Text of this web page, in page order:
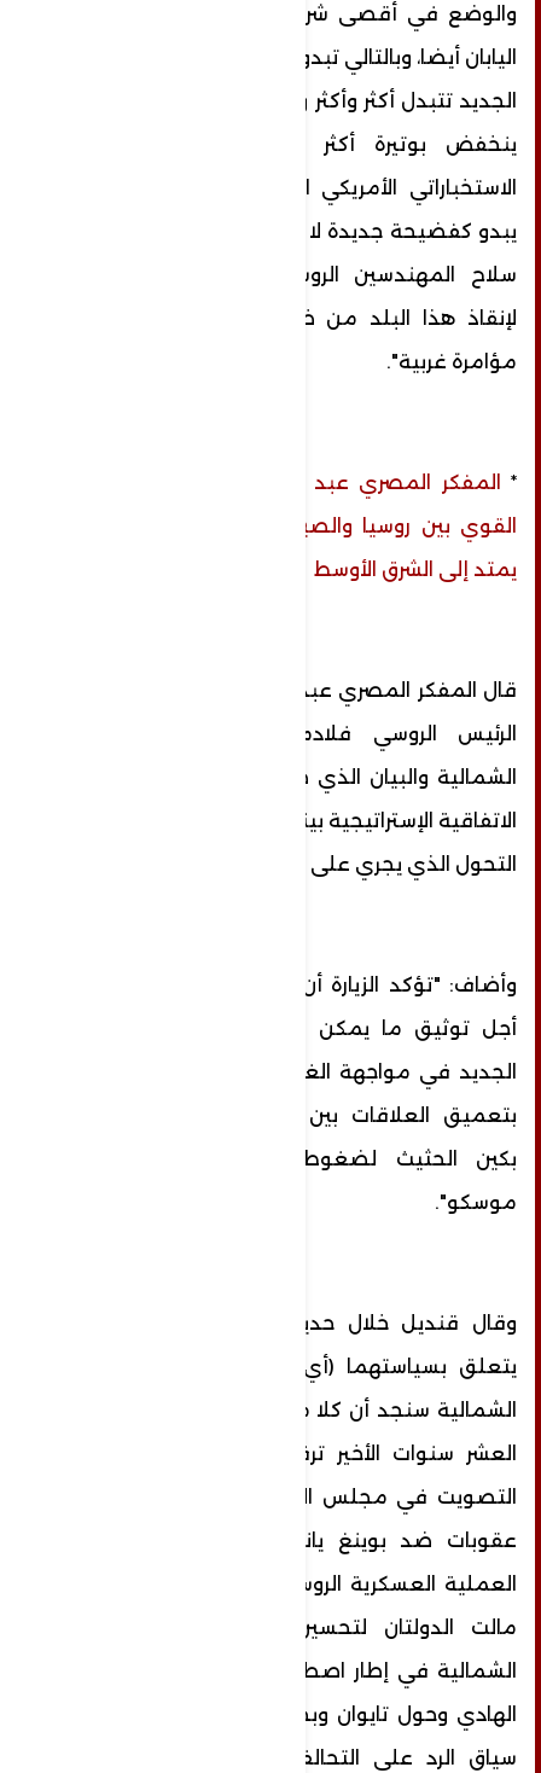
والوضع في أقصى شرق آسيا يتبدل وفي بحر
اليابان أيضا، وبالتالي تبدو ملامح النظام العالمي
الجديد تتبدل أكثر وأكثر وانحسار النفوذ الأمريكي
ينخفض بوتيرة أكثر مما توقعنا والفشل
الاستخباراتي الأمريكي الذي لم يتوقع الاتفاق
يبدو كفضيحة جديدة لا تقل عن مفاجأة وصول
سلاح المهندسين الروسي فجأة إلى فنزويلا
لإنقاذ هذا البلد من ظلام دامس حل بفعل
مؤامرة غربية".
*
المفكر المصري عبد الحليم قنديل: التحالف
القوي بين روسيا والصين وكوريا الشمالية قد
يمتد إلى الشرق الأوسط
قال المفكر المصري عبد الحليم قنديل، إن زيارة
الرئيس الروسي فلادمير بوتين، إلى كوريا
الشمالية والبيان الذي صدر عن القمة وتوقيع
الاتفاقية الإستراتيجية بينهما هي جزء من ظواهر
التحول الذي يجري على صعيد القمة دوليا.
وأضاف: "تؤكد الزيارة أن هناك جهود جارية من
أجل توثيق ما يمكن تسميته بتحالف الشرق
الجديد في مواجهة الغرب القديم ونلاحظ ذلك
بتعميق العلاقات بين روسيا والصين ورفض
بكين الحثيث لضغوط الغرب لإبعادها عن
موسكو".
يتعلق بسياستهما (أي روسيا والصين) بكوريا
الشمالية سنجد أن كلا من موسكو وبكين خلال
العشر سنوات الأخير ترفضان أو تمتنعان عن
التصويت في مجلس الأمن عن أي قرار بإنزال
عقوبات ضد بوينغ يانغ، والآن ومنذ انطلاق
العملية العسكرية الروسية الخاصة في أوكرانيا
مالت الدولتان لتحسين العلاقات مع كوريا
الشمالية في إطار اصطفاف جديد في المحيط
الهادي وحول تايوان وبحر الصين الجنوبي وفي
سياق الرد على التحالف الذي أقامته أمريكا